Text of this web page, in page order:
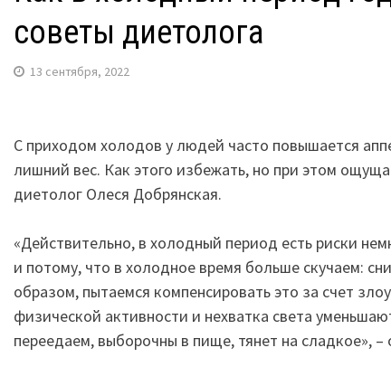
советы диетолога
13 сентября, 2022
С приходом холодов у людей часто повышается
лишний вес. Как этого избежать, но при этом
диетолог Олеся Добрянская.
«Действительно, в холодный период есть риски
и потому, что в холодное время больше скучаем:
образом, пытаемся компенсировать это за счет
физической активности и нехватка света
переедаем, выборочны в пище, тянет на сладкое»,